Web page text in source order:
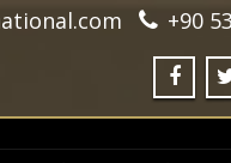
+90